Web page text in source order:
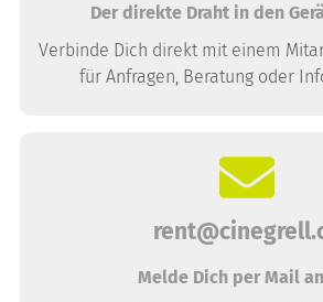
Der direkte Draht in den
Verbinde Dich direkt mit einem
für Anfragen, Beratung oder
Melde Dich per Mail